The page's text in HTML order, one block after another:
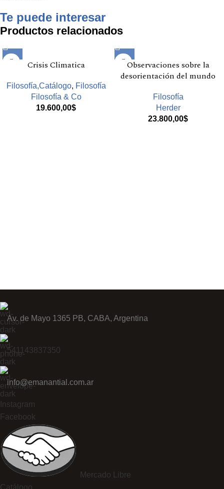
Te puede interesar
Productos relacionados
Crisis Climatica
Filosofía,Catálogo, Filosofía
Filosofía & Co
19.600,00$
Observaciones sobre la
desorientación del mundo
Filosofía
Herder
23.800,00$
Av. de Mayo 1365 PB, CABA, Argentina
541143837350
info@emanantial.com.ar
Instagram
Facebook
Mercado Libre
Catálogo